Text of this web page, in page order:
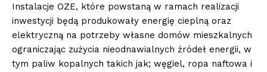
Instalacje OZE, które powstaną w ramach realizacji
inwestycji będą produkowały energię cieplną oraz
elektryczną na potrzeby własne domów mieszkalnych
ograniczając zużycia nieodnawialnych źródeł energii, w
tym paliw kopalnych takich jak; węgiel, ropa naftowa i